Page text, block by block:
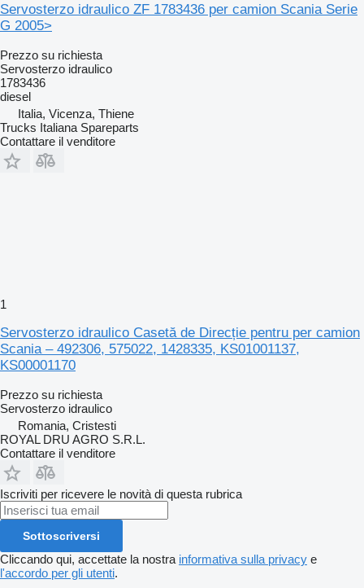
Servosterzo idraulico ZF 1783436 per camion Scania Serie
G 2005>
Prezzo su richiesta
Servosterzo idraulico
1783436
diesel
Italia, Vicenza, Thiene
Trucks Italiana Spareparts
Contattare il venditore
1
Servosterzo idraulico Casetă de Direcție pentru per camion
Scania – 492306, 575022, 1428335, KS01001137,
KS00001170
Prezzo su richiesta
Servosterzo idraulico
Romania, Cristesti
ROYAL DRU AGRO S.R.L.
Contattare il venditore
Iscriviti per ricevere le novità di questa rubrica
Sottoscriversi
Cliccando qui, accettate la nostra informativa sulla privacy e
l'accordo per gli utenti.